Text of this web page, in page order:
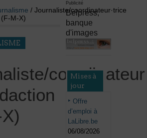
/ Journaliste/coordinateur·trice
M-X)
Publicité
Belpress,
banque
d'images
Mises à
jour
Offre
d’emploi à
LaLibre.be
06/08/2026